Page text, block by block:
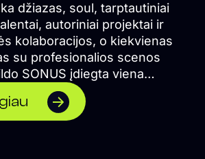
džiazas, soul, tarptautiniai
autoriniai projektai ir
kolaboracijos, o kiekvienas
su profesionalios scenos
SONUS įdiegta viena
garso sistemų Vilniuje.